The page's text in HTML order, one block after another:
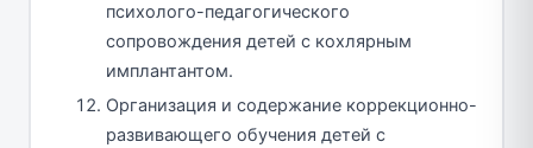
психолого-педагогического
сопровождения детей с кохлярным
имплантантом.
Организация и содержание коррекционно-
развивающего обучения детей с